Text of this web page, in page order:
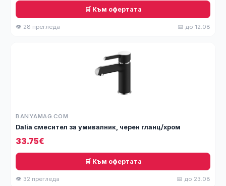
🛒 Към офертата
👁 28 прегледа 📅 до 12.08
BANYAMAG.COM
Dalia смесител за умивалник, черен гланц/хром
33.75€
🛒 Към офертата
👁 32 прегледа 📅 до 23.08